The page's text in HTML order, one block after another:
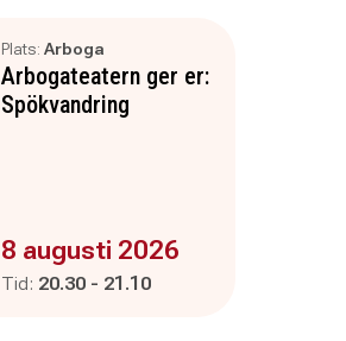
Plats: Arboga
Arbogateatern ger er:
Spökvandring
Evenemanget är :
8 augusti 2026
Tid: Pågår mellan
20.30 - och
21.10